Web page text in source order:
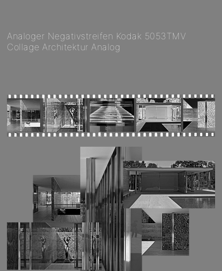
Analoger Negativstreifen Kodak 5053TMV
Collage Architektur Analog